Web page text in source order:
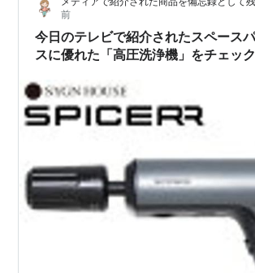
前
今日のテレビで紹介されたスペース
スに優れた「高圧洗浄機」をチェッ